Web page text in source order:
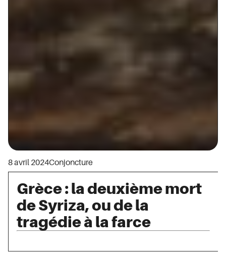
8 avril 2024Conjoncture
Grèce : la deuxième mort
de Syriza, ou de la
tragédie à la farce